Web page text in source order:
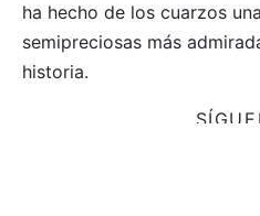
ha hecho de los cuarzos
semipreciosas más
historia.